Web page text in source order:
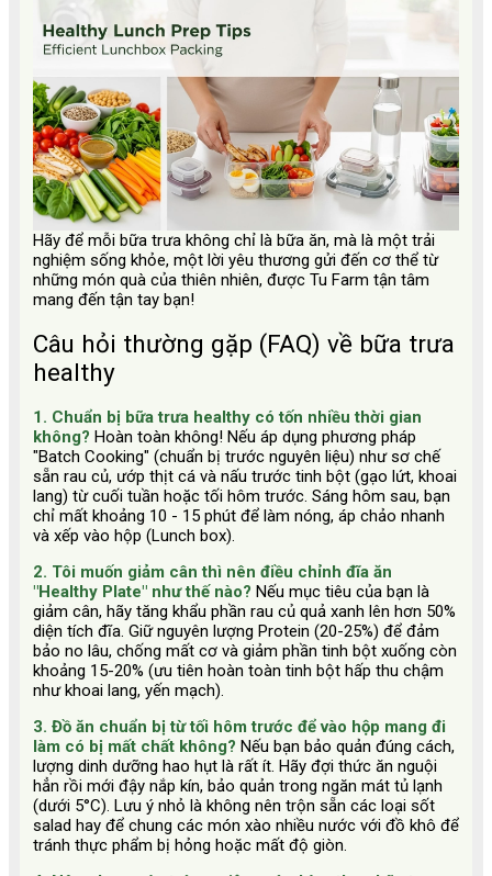
Hãy để mỗi bữa trưa không chỉ là bữa ăn, mà là một trải
nghiệm sống khỏe, một lời yêu thương gửi đến cơ thể từ
những món quà của thiên nhiên, được Tu Farm tận tâm
mang đến tận tay bạn!
Câu hỏi thường gặp (FAQ) về bữa trưa
healthy
1. Chuẩn bị bữa trưa healthy có tốn nhiều thời gian
không? Hoàn toàn không! Nếu áp dụng phương pháp
"Batch Cooking" (chuẩn bị trước nguyên liệu) như sơ chế
sẵn rau củ, ướp thịt cá và nấu trước tinh bột (gạo lứt, khoai
lang) từ cuối tuần hoặc tối hôm trước. Sáng hôm sau, bạn
chỉ mất khoảng 10 - 15 phút để làm nóng, áp chảo nhanh
và xếp vào hộp (Lunch box).
2. Tôi muốn giảm cân thì nên điều chỉnh đĩa ăn
"Healthy Plate" như thế nào? Nếu mục tiêu của bạn là
giảm cân, hãy tăng khẩu phần rau củ quả xanh lên hơn 50%
diện tích đĩa. Giữ nguyên lượng Protein (20-25%) để đảm
bảo no lâu, chống mất cơ và giảm phần tinh bột xuống còn
khoảng 15-20% (ưu tiên hoàn toàn tinh bột hấp thu chậm
như khoai lang, yến mạch).
3. Đồ ăn chuẩn bị từ tối hôm trước để vào hộp mang đi
làm có bị mất chất không? Nếu bạn bảo quản đúng cách,
lượng dinh dưỡng hao hụt là rất ít. Hãy đợi thức ăn nguội
hẳn rồi mới đậy nắp kín, bảo quản trong ngăn mát tủ lạnh
(dưới 5°C). Lưu ý nhỏ là không nên trộn sẵn các loại sốt
salad hay để chung các món xào nhiều nước với đồ khô để
tránh thực phẩm bị hỏng hoặc mất độ giòn.